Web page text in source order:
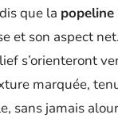
que la popeline
et son aspect
s’orienteront
marquée,
sans jamais